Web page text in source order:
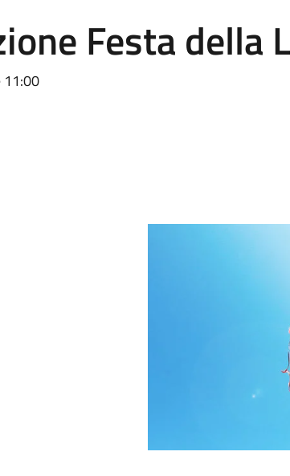
Festa della
11:00